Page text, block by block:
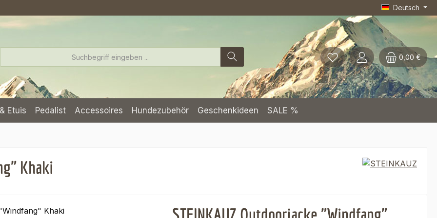
Deutsch
0,00 €
Etuis Pedalist Accessoires Hundezubehör Geschenkideen SALE %
Khaki